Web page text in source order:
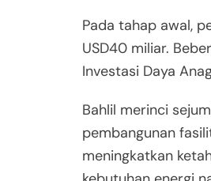
Pada tahap awal,
USD40 miliar.
Investasi Daya
Bahlil merinci
pembangunan
meningkatkan